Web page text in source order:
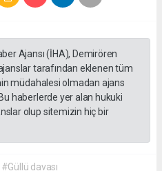
Ajansı (İHA), Demirören
tarafından eklenen tüm
müdahalesi olmadan ajans
haberlerde yer alan hukuki
olup sitemizin hiç bir
#Güllü davası